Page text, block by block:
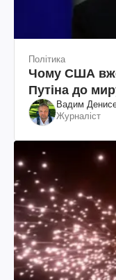
Політика
Чому США
Путіна до
Вадим
Журналіст